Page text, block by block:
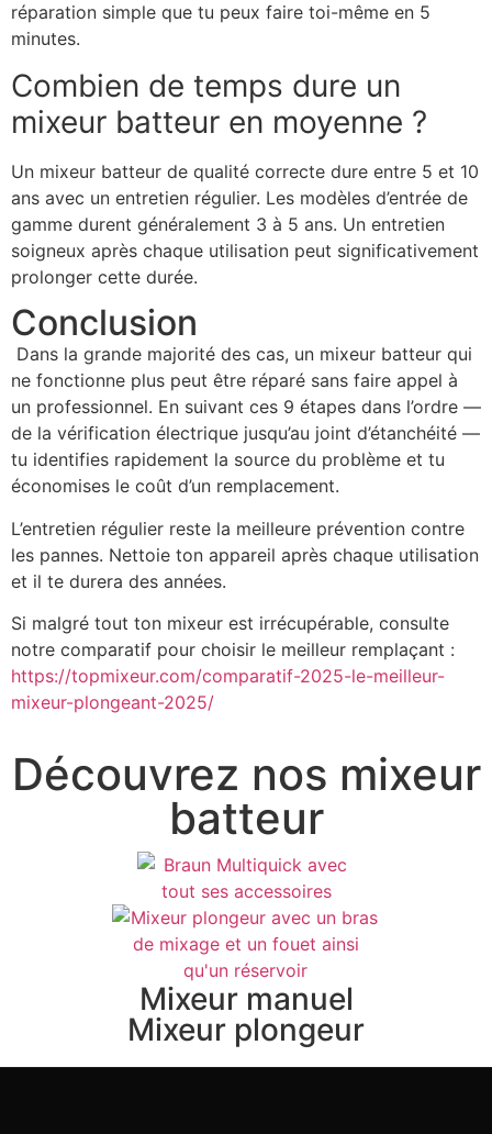
réparation simple que tu peux faire toi-même en 5
minutes.
Combien de temps dure un
mixeur batteur en moyenne ?
Un mixeur batteur de qualité correcte dure entre 5 et 10
ans avec un entretien régulier. Les modèles d’entrée de
gamme durent généralement 3 à 5 ans. Un entretien
soigneux après chaque utilisation peut significativement
prolonger cette durée.
Conclusion
Dans la grande majorité des cas, un mixeur batteur qui
ne fonctionne plus peut être réparé sans faire appel à
un professionnel. En suivant ces 9 étapes dans l’ordre —
de la vérification électrique jusqu’au joint d’étanchéité —
tu identifies rapidement la source du problème et tu
économises le coût d’un remplacement.
L’entretien régulier reste la meilleure prévention contre
les pannes. Nettoie ton appareil après chaque utilisation
et il te durera des années.
Si malgré tout ton mixeur est irrécupérable, consulte
notre comparatif pour choisir le meilleur remplaçant :
https://topmixeur.com/comparatif-2025-le-meilleur-
mixeur-plongeant-2025/
Découvrez nos mixeur
batteur
Mixeur manuel
Mixeur plongeur